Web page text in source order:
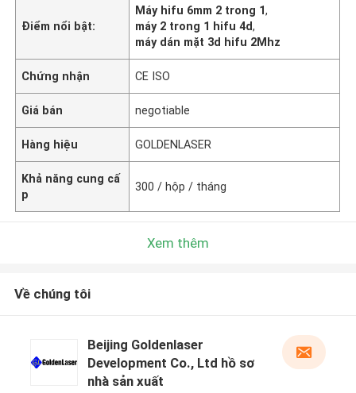
Điểm nổi bật:
Máy hifu 6mm 2 trong 1,
máy 2 trong 1 hifu 4d,
máy dán mặt 3d hifu 2Mhz
Chứng nhận CE ISO
Giá bán negotiable
Hàng hiệu GOLDENLASER
Khả năng cung cấ
p
300 / hộp / tháng
Xem thêm
Về chúng tôi
Beijing Goldenlaser
Development Co., Ltd hồ sơ
nhà sản xuất